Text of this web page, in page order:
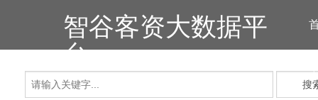
智谷客资大数据平
台
搜